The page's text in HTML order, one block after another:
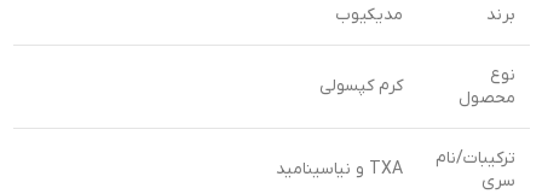
برند مدیکیوب
نوع
محصول
کرم کپسولی
ترکیبات/نام
سری
TXA و نیاسینامید